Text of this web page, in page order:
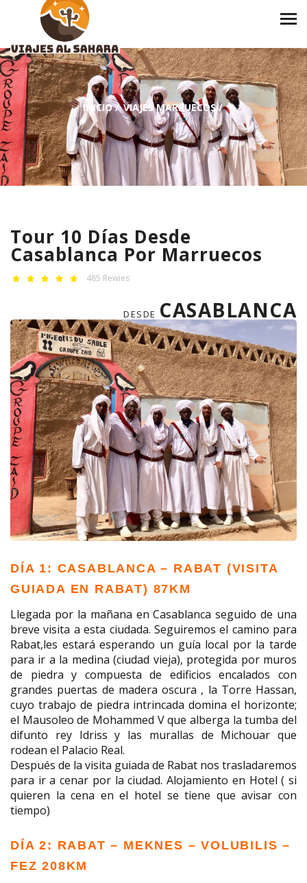
INICIO/ VIAJES MARRUECOS/
Tour 10 Días Desde
Casablanca Por Marruecos
485 Rewies
DESDE CASABLANCA
DÍA 1: CASABLANCA – RABAT (VISITA
GUIADA EN RABAT) 87KM
Llegada por la mañana en Casablanca seguido de una
breve visita a esta ciudada. Seguiremos el camino para
Rabat,les estará esperando un guía local por la tarde
para ir a la medina (ciudad vieja), protegida por muros
de piedra y compuesta de edificios encalados con
grandes puertas de madera oscura , la Torre Hassan,
cuyo trabajo de piedra intrincada domina el horizonte;
el Mausoleo de Mohammed V que alberga la tumba del
difunto rey Idriss y las murallas de Michouar que
rodean el Palacio Real.
Después de la visita guiada de Rabat nos trasladaremos
para ir a cenar por la ciudad. Alojamiento en Hotel ( si
quieren la cena en el hotel se tiene que avisar con
tiempo)
DÍA 2: RABAT – MEKNES – VOLUBILIS –
FEZ 208KM